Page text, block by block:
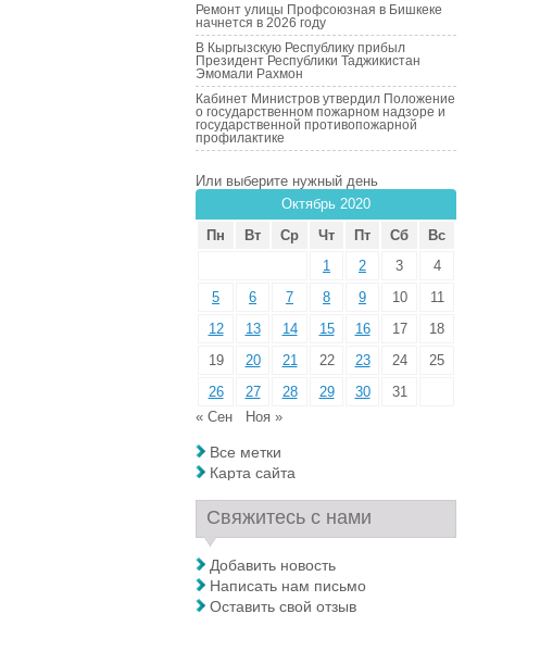
Ремонт улицы Профсоюзная в Бишкеке
начнется в 2026 году
В Кыргызскую Республику прибыл
Президент Республики Таджикистан
Эмомали Рахмон
Кабинет Министров утвердил Положение
о государственном пожарном надзоре и
государственной противопожарной
профилактике
Или выберите нужный день
Октябрь 2020
Пн
Вт Ср Чт Пт Сб
Вс
1
2 3
4
5
6 7 8 9 10
11
12
13 14 15 16 17
18
19
20 21 22 23 24
25
26
27 28 29 30
31
« Сен
Ноя »
Все метки
Карта сайта
Свяжитесь с нами
Добавить новость
Написать нам письмо
Оставить свой отзыв